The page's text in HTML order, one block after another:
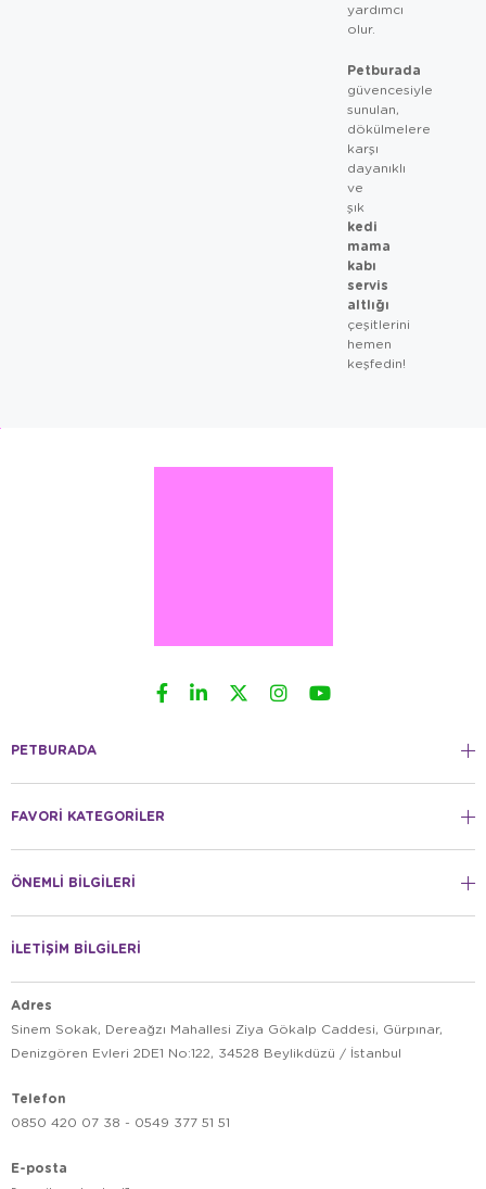
yardımcı
olur.
Petburada
güvencesiyle
sunulan,
dökülmelere
karşı
dayanıklı
ve
şık
kedi
mama
kabı
servis
altlığı
çeşitlerini
hemen
keşfedin!
PETBURADA
FAVORİ KATEGORİLER
ÖNEMLİ BİLGİLERİ
İLETİŞİM BİLGİLERİ
Adres
Sinem Sokak, Dereağzı Mahallesi Ziya Gökalp Caddesi, Gürpınar,
Denizgören Evleri 2DE1 No:122, 34528 Beylikdüzü / İstanbul
Telefon
0850 420 07 38 - 0549 377 51 51
E-posta